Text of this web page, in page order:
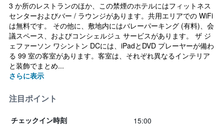
3 か所のレストランのほか、この禁煙のホテルにはフィットネス
センターおよびバー / ラウンジがあります。共用エリアでの WiFi
は無料です。 その他に、敷地内にはバレーパーキング (有料)、会
議スペース、およびコンシェルジュ サービスがあります。 ザ ジ
ェファーソン ワシントン DCには、iPadとDVD プレーヤーが備わ
る 99 室の客室があります。客室は、それぞれ異なるインテリア
と装飾でまとめ...
さらに表示
注目ポイント
チェックイン時刻 15:00